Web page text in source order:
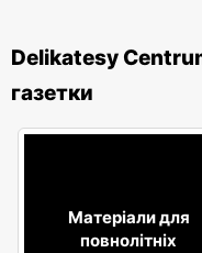
Delikatesy
газетки
Матеріали для
повнолітніх